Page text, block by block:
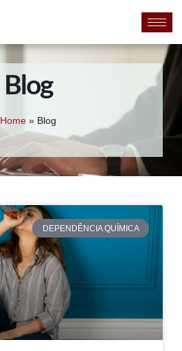
Blog
Home » Blog
DEPENDÊNCIA QUÍMICA